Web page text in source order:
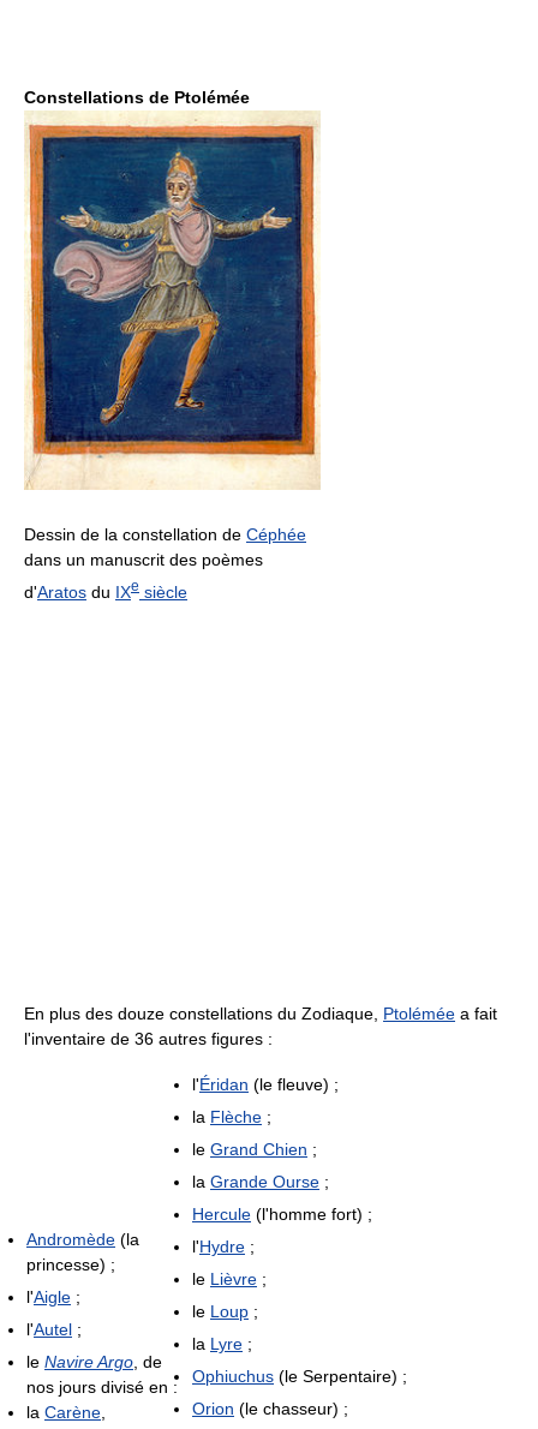
Constellations de Ptolémée
Dessin de la constellation de Céphée
dans un manuscrit des poèmes
d'Aratos du IXe siècle
En plus des douze constellations du Zodiaque, Ptolémée a fait
l'inventaire de 36 autres figures :
Andromède (la
princesse) ;
l'Aigle ;
l'Autel ;
le Navire Argo , de
nos jours divisé en :
la Carène
l'Éridan (le fleuve) ;
la Flèche ;
le Grand Chien ;
la Grande Ourse ;
Hercule (l'homme fort) ;
l'Hydre ;
le Lièvre ;
le Loup ;
la Lyre ;
Ophiuchus (le Serpentaire) ;
Orion (le chasseur) ;